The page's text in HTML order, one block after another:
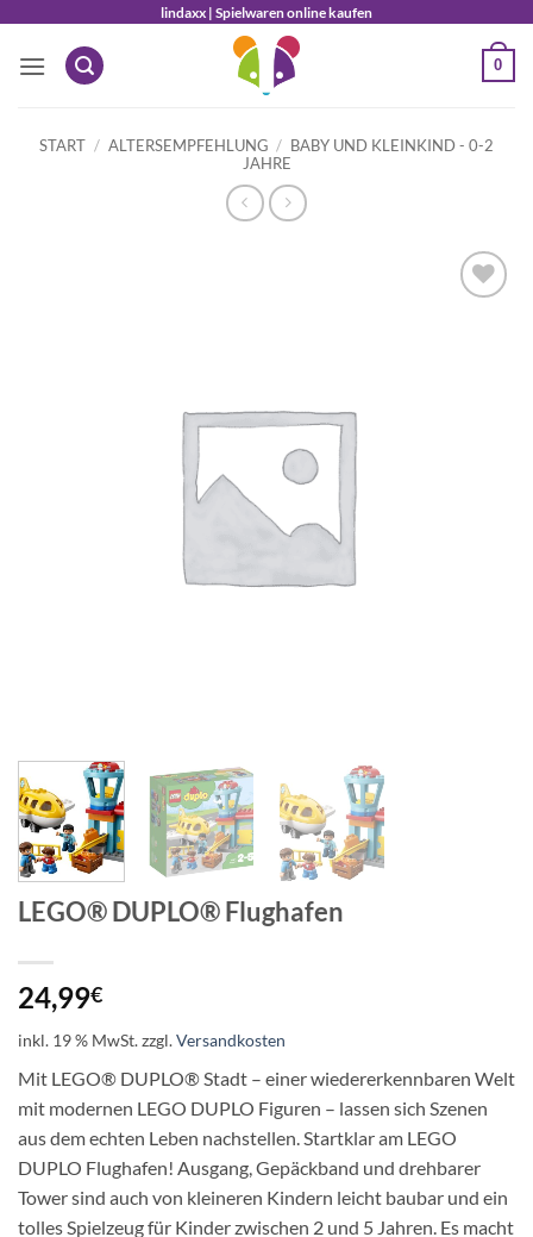
springen
lindaxx | Spielwaren online kaufen
0
START / ALTERSEMPFEHLUNG / BABY UND KLEINKIND - 0-2
JAHRE
LEGO® DUPLO® Flughafen
24,99€
inkl. 19 % MwSt.zzgl.Versandkosten
Mit LEGO® DUPLO® Stadt – einer wiedererkennbaren Welt
mit modernen LEGO DUPLO Figuren – lassen sich Szenen
aus dem echten Leben nachstellen. Startklar am LEGO
DUPLO Flughafen! Ausgang, Gepäckband und drehbarer
Tower sind auch von kleineren Kindern leicht baubar und ein
tolles Spielzeug für Kinder zwischen 2 und 5 Jahren. Es macht